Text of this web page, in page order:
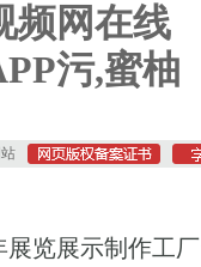
频网在线
污,蜜柚
展览展示制作工厂